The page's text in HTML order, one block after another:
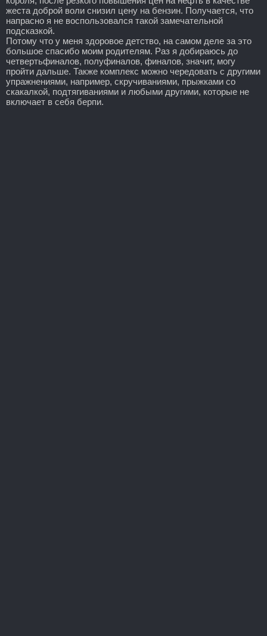
жеста доброй воли снизил цену на бензин. Получается, что
напрасно я не воспользовался такой замечательной
подсказкой.
Потому что у меня здоровое детство, на самом деле за это
большое спасибо моим родителям. Раз я добираюсь до
четвертьфиналов, полуфиналов, финалов, значит, могу
пройти дальше. Также комплекс можно чередовать с другими
упражнениями, например, скручиваниями, прыжками со
скакалкой, подтягиваниями и любыми другими, которые не
включает в себя берпи.